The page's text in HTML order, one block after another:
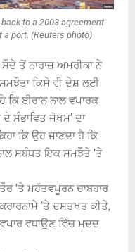
to a 2003 agreement
port. (Reuters photo)
ਤੋਂ ਨਾਰਾਜ਼ ਅਮਰੀਕਾ ਨੇ
ਸਮਝੌਤਾ ਕਿਸੇ ਵੀ ਦੇਸ਼ ਲਈ
ਕਿ ਈਰਾਨ ਨਾਲ ਵਪਾਰਕ
ਸੰਭਾਵਿਤ ਜੋਖਮ’ ਦਾ
ਕਿ ਉਹ ਜਾਣਦਾ ਹੈ ਕਿ
ਸਬੰਧਤ ਇਕ ਸਮਝੌਤੇ ’ਤੇ
’ਤੇ ਮਹੱਤਵਪੂਰਨ ਚਾਬਹਾਰ
’ਤੇ ਦਸਤਖਤ ਕੀਤੇ,
ਵਧਾਉਣ ਵਿੱਚ ਮਦਦ